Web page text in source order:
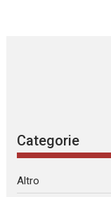
Categorie
Altro